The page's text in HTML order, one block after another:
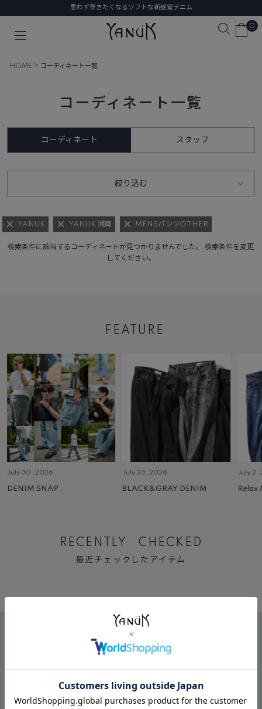
思わず穿きたくなるソフトな新感覚デニム
0
HOME コーディネート一覧
コーディネート一覧
コーディネート スタッフ
絞り込む
YANUK YANUK 湘南 MENSパンツOTHER
検索条件に該当するコーディネートが見つかりませんでした。 検索条件を変更
してください。
FEATURE
July 30 ,2026
DENIM SNAP
July 23 ,2026
BLACK&GRAY DENIM
July 2
Relax
RECENTLY CHECKED
最近チェックしたアイテム
03-6809-2611